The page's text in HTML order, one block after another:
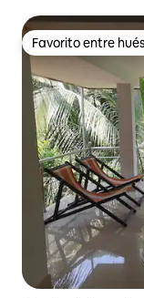
Favorito entre
Favorito entre